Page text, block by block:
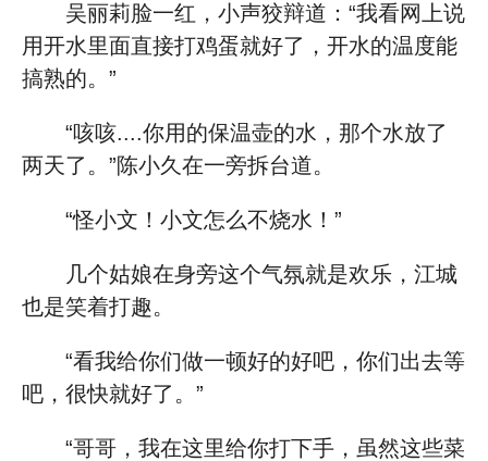
吴丽莉脸一红，小声狡辩道：“我看网上说
用开水里面直接打鸡蛋就好了，开水的温度能
搞熟的。”
“咳咳....你用的保温壶的水，那个水放了
两天了。”陈小久在一旁拆台道。
“怪小文！小文怎么不烧水！”
几个姑娘在身旁这个气氛就是欢乐，江城
也是笑着打趣。
“看我给你们做一顿好的好吧，你们出去等
吧，很快就好了。”
“哥哥，我在这里给你打下手，虽然这些菜